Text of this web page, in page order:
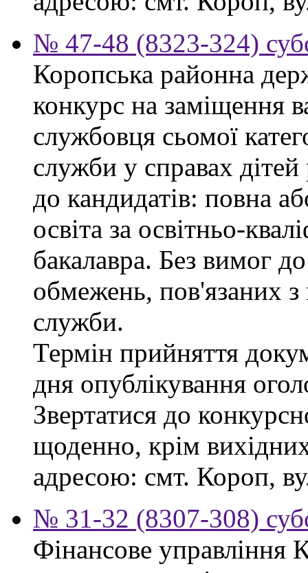
№ 47-48 (8323-324)
Коропська районна
конкурс на заміщення
службовця сьомої
служби у справах
до кандидатів: повна
освіта за освітньо-
бакалавра. Без вимог
обмежень, пов'язаних
служби.
Термін прийняття
дня опублікування
Звертатися до
щоденно, крім
адресою: смт. Короп,
№ 31-32 (8307-308)
Фінансове управління